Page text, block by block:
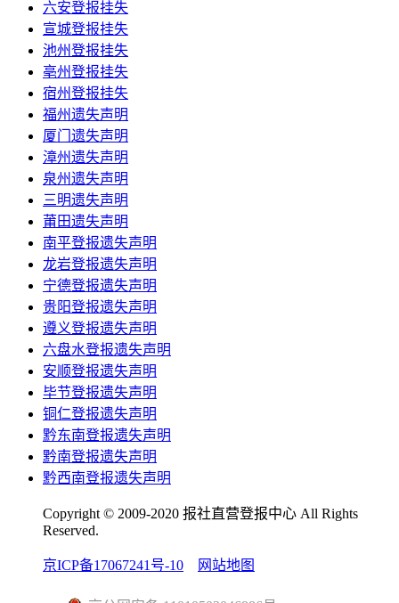
六安登报挂失
宣城登报挂失
池州登报挂失
亳州登报挂失
宿州登报挂失
福州遗失声明
厦门遗失声明
漳州遗失声明
泉州遗失声明
三明遗失声明
莆田遗失声明
南平登报遗失声明
龙岩登报遗失声明
宁德登报遗失声明
贵阳登报遗失声明
遵义登报遗失声明
六盘水登报遗失声明
安顺登报遗失声明
毕节登报遗失声明
铜仁登报遗失声明
黔东南登报遗失声明
黔南登报遗失声明
黔西南登报遗失声明
Copyright © 2009-2020 报社直营登报中心 All Rights
Reserved.
京ICP备17067241号-10 网站地图